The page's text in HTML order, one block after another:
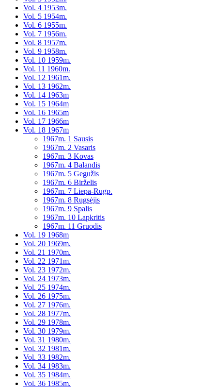
Vol. 4 1953m.
Vol. 5 1954m.
Vol. 6 1955m.
Vol. 7 1956m.
Vol. 8 1957m.
Vol. 9 1958m.
Vol. 10 1959m.
Vol. 11 1960m.
Vol. 12 1961m.
Vol. 13 1962m.
Vol. 14 1963m
Vol. 15 1964m
Vol. 16 1965m
Vol. 17 1966m
Vol. 18 1967m
1967m. 1 Sausis
1967m. 2 Vasaris
1967m. 3 Kovas
1967m. 4 Balandis
1967m. 5 Gegužis
1967m. 6 Birželis
1967m. 7 Liepa-Rugp.
1967m. 8 Rugsėjis
1967m. 9 Spalis
1967m. 10 Lapkritis
1967m. 11 Gruodis
Vol. 19 1968m
Vol. 20 1969m.
Vol. 21 1970m.
Vol. 22 1971m.
Vol. 23 1972m.
Vol. 24 1973m.
Vol. 25 1974m.
Vol. 26 1975m.
Vol. 27 1976m.
Vol. 28 1977m.
Vol. 29 1978m.
Vol. 30 1979m.
Vol. 31 1980m.
Vol. 32 1981m.
Vol. 33 1982m.
Vol. 34 1983m.
Vol. 35 1984m.
Vol. 36 1985m.